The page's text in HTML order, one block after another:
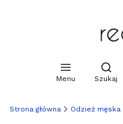
Menu Szukaj
Strona główna Odzież męska